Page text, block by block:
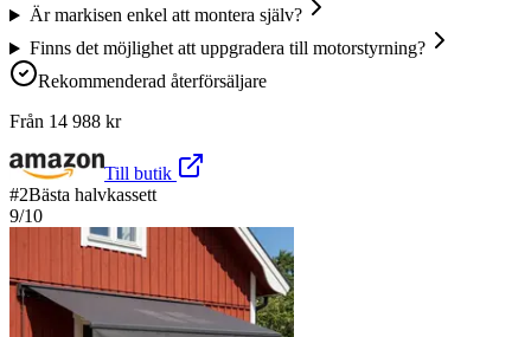
Är markisen enkel att montera själv?
Finns det möjlighet att uppgradera till motorstyrning?
Rekommenderad återförsäljare
Från 14 988 kr
Till butik
#2Bästa halvkassett
9/10